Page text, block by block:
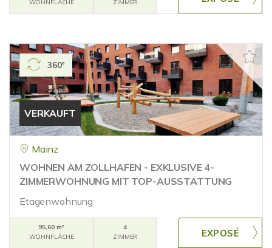
WOHNFLÄCHE
ZIMMER
VERKAUFT
360°
Mainz
WOHNEN AM ZOLLHAFEN - EXKLUSIVE 4-
ZIMMERWOHNUNG MIT TOP-AUSSTATTUNG
Etagenwohnung
95,60 m²
WOHNFLÄCHE
4
ZIMMER